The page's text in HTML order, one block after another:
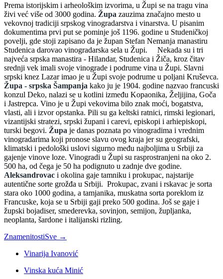
Prema istorijskim i arheološkim izvorima, u Župi se na tragu vina
živi već više od 3000 godina. Župa zauzima značajno mesto u
vekovnoj tradiciji srpskog vinogradarstva i vinarstva. U pisanim
dokumentima prvi put se pominje još 1196. godine u Studeničkoj
povelji, gde stoji zapisano da je župan Stefan Nemanja manastiru
Studenica darovao vinogradarska sela u Župi. Nekada su i tri
najveća srpska manastira - Hilandar, Studenica i Žiča, kroz čitav
srednji vek imali svoje vinograde i podrume vina u Župi. Slavni
srpski knez Lazar imao je u Župi svoje podrume u poljani Kruševca.
Župa - srpska Šampanja kako ju je 1904. godine nazvao francuski
konzul Deko, nalazi se u kotlini između Kopaonika, Željijina, Goča
i Jastrepca. Vino je u Župi vekovima bilo znak moći, bogatstva,
vlasti, ali i izvor opstanka. Pili su ga keltski ratnici, rimski legionari,
vizantijski stratezi, srpski župani i carevi, episkopi i arhiepiskopi,
turski begovi. Župa je danas poznata po vinogradima i vrednim
vinogradarima koji pronose slavu ovog kraja jer su geografski,
klimatski i pedološki uslovi sigurno među najboljima u Srbiji za
gajenje vinove loze. Vinogradi u Župi su rasprostranjeni na oko 2.
500 ha, od čega je 50 ha podignuto u zadnje dve godine.
Aleksandrovac i okolina gaje tamniku i prokupac, najstarije
autentične sorte grožđa u Srbiji. Prokupac, zvani i rskavac je sorta
stara oko 1000 godina, a tamjanika, muskatna sorta poreklom iz
Francuske, koja se u Srbiji gaji preko 500 godina. Još se gaje i
župski bojadiser, smederevka, sovinjon, semijon, župljanka,
neoplanta, šardone i italijanski rizling.
ZnamenitostiSve →
Vinarija Ivanović
Vinska kuća Minić